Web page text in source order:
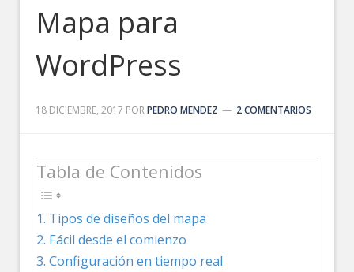
Mapa para
WordPress
18 DICIEMBRE, 2017 PORPEDRO MENDEZ 2 COMENTARIOS
Tabla de Contenidos
Tipos de diseños del mapa
Fácil desde el comienzo
Configuración en tiempo real